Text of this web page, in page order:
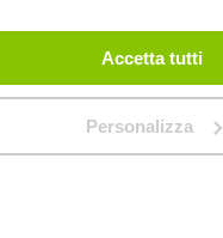
Accetta tutti
Personalizza
ACCEDI CREA UN ACCOUNT